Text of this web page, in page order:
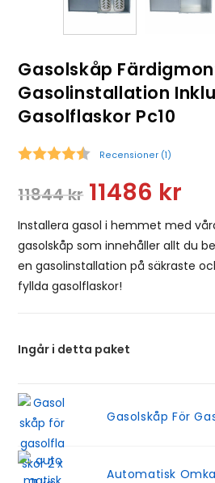
Gasolskåp
Gasolinstallation
Gasolflaskor Pc10
Recensioner (1)
11844kr 11486 kr
Installera gasol i hemmet med
gasolskåp som innehåller allt du
en gasolinstallation på säkraste
fyllda gasolflaskor!
Ingår i detta paket
Gasolskåp För
Automatisk